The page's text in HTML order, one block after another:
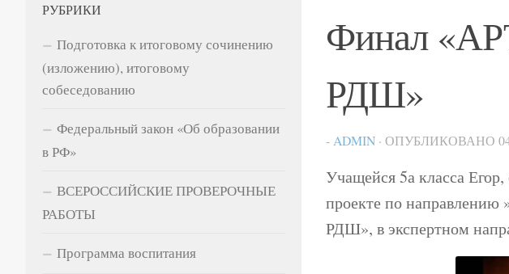
Финал
РДШ»
- ADMIN · ОПУБЛИКОВАНО
Учащейся 5а класса
проекте по
РДШ», в экспертном
РУБРИКИ
Подготовка к итоговому сочинению
(изложению), итоговому
собеседованию
Федеральный закон «Об образовании
в РФ»
ВСЕРОССИЙСКИЕ ПРОВЕРОЧНЫЕ
РАБОТЫ
Программа воспитания